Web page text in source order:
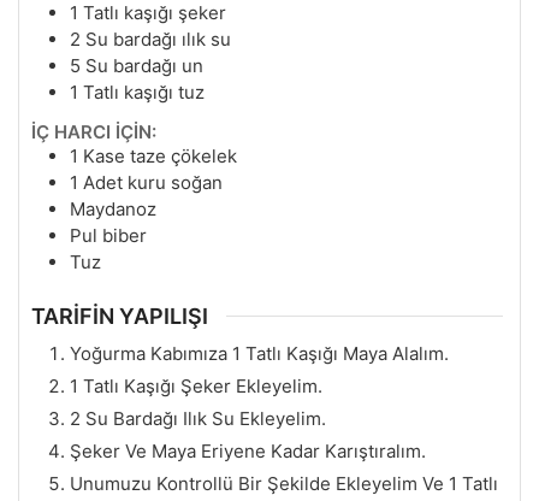
1 Tatlı kaşığı şeker
2 Su bardağı ılık su
5 Su bardağı un
1 Tatlı kaşığı tuz
İÇ HARCI İÇİN:
1 Kase taze çökelek
1 Adet kuru soğan
Maydanoz
Pul biber
Tuz
TARİFİN YAPILIŞI
Yoğurma Kabımıza 1 Tatlı Kaşığı Maya Alalım.
1 Tatlı Kaşığı Şeker Ekleyelim.
2 Su Bardağı Ilık Su Ekleyelim.
Şeker Ve Maya Eriyene Kadar Karıştıralım.
Unumuzu Kontrollü Bir Şekilde Ekleyelim Ve 1 Tatlı